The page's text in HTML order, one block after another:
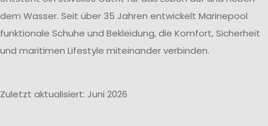
dem Wasser. Seit über 35 Jahren entwickelt Marinepool
funktionale Schuhe und Bekleidung, die Komfort, Sicherheit
und maritimen Lifestyle miteinander verbinden.
Zuletzt aktualisiert: Juni 2026